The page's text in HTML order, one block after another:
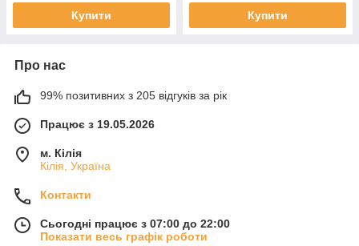
Купити Купити
Про нас
99% позитивних з 205 відгуків за рік
Працює з 19.05.2026
м. Кілія
Кілія, Україна
Контакти
Сьогодні працює з 07:00 до 22:00
Показати весь графік роботи